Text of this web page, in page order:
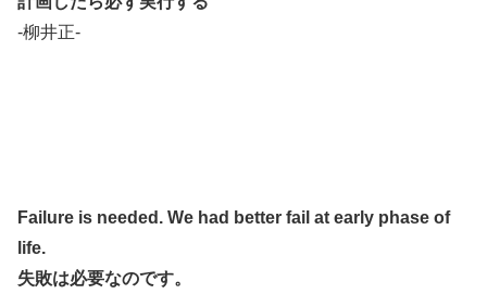
-柳井正-
Failure is needed. We had better fail at early phase of
life.
失敗は必要なのです。